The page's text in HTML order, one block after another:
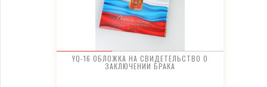
YQ-16 ОБЛОЖКА НА СВИДЕТЕЛЬСТВО О
ЗАКЛЮЧЕНИИ БРАКА